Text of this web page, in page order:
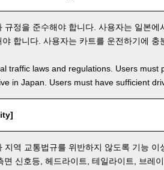
규정을 준수해야 합니다. 사용자는 일본
합니다. 사용자는 카트를 운전하기에 충
traffic laws and regulations. Users must
in Japan. Users must have sufficient
지역 교통법규를 위반하지 않도록 기능
면 신호등, 헤드라이트, 테일라이트, 브레